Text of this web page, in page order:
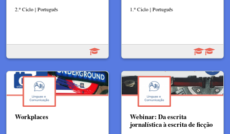
2.º Ciclo | Português 1.º Ciclo | Português
Workplaces
Webinar: Da escrita
jornalística à escrita de ficção